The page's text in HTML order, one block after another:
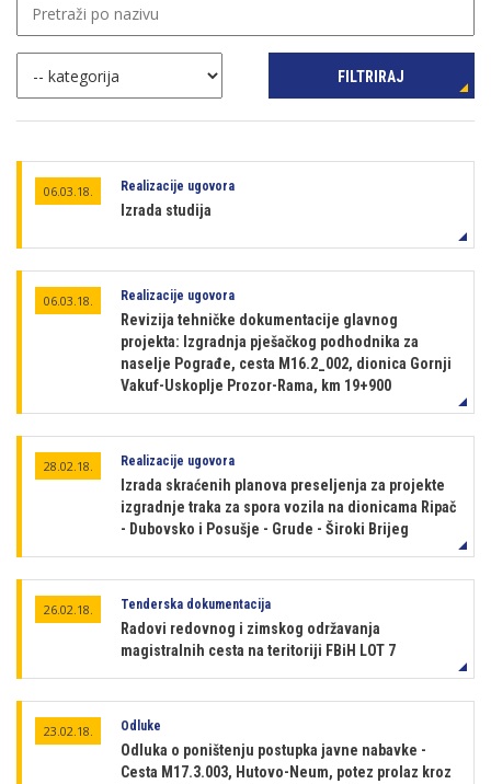
FILTRIRAJ
06.03.18. Realizacije ugovora
Izrada studija
06.03.18. Realizacije ugovora
Revizija tehničke dokumentacije glavnog
projekta: Izgradnja pješačkog podhodnika za
naselje Pograđe, cesta M16.2_002, dionica Gornji
Vakuf-Uskoplje Prozor-Rama, km 19+900
28.02.18. Realizacije ugovora
Izrada skraćenih planova preseljenja za projekte
izgradnje traka za spora vozila na dionicama Ripač
- Dubovsko i Posušje - Grude - Široki Brijeg
26.02.18. Tenderska dokumentacija
Radovi redovnog i zimskog održavanja
magistralnih cesta na teritoriji FBiH LOT 7
23.02.18. Odluke
Odluka o poništenju postupka javne nabavke -
Cesta M17.3.003, Hutovo-Neum, potez prolaz kroz